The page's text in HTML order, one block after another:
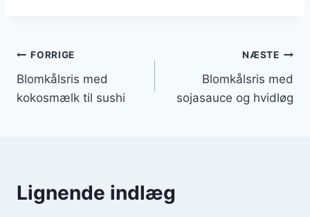
Indlægsnavigation
FORRIGE
Blomkålsris med
kokosmælk til sushi
NÆSTE
Blomkålsris med
sojasauce og hvidløg
Lignende indlæg